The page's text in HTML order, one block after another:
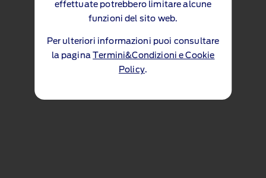
effettuate potrebbero limitare alcune
funzioni del sito web.
Per ulteriori informazioni puoi consultare
la pagina
Termini&Condizioni e Cookie
Policy.